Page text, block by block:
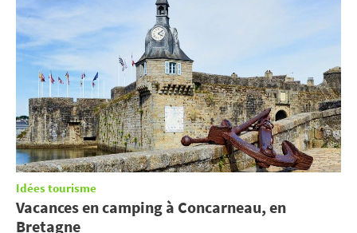
Idées tourisme
Vacances en camping à Concarneau, en
Bretagne